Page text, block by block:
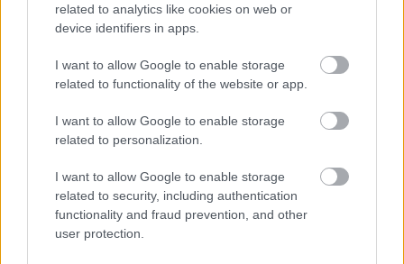
related to analytics like cookies on web or
device identifiers in apps.
I want to allow Google to enable storage
related to functionality of the website or app.
I want to allow Google to enable storage
related to personalization.
I want to allow Google to enable storage
related to security, including authentication
functionality and fraud prevention, and other
user protection.